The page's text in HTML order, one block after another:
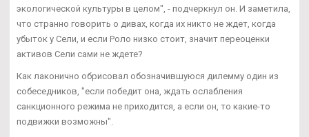
экологической культуры в целом", - подчеркнул он. И заметила,
что странно говорить о дивах, когда их никто не ждет, когда
убыток у Сели, и если Роло низко стоит, значит переоценки
активов Сели сами не ждете?
Как лаконично обрисовал обозначившуюся дилемму один из
собеседников, "если победит она, ждать ослабления
санкционного режима не приходится, а если он, то какие-то
подвижки возможны".